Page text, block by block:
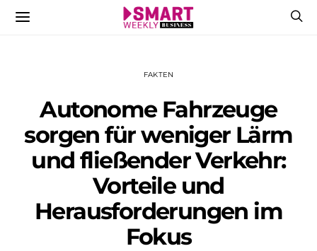
FAKTEN
Autonome Fahrzeuge
sorgen für weniger Lärm
und fließender Verkehr:
Vorteile und
Herausforderungen im
Fokus